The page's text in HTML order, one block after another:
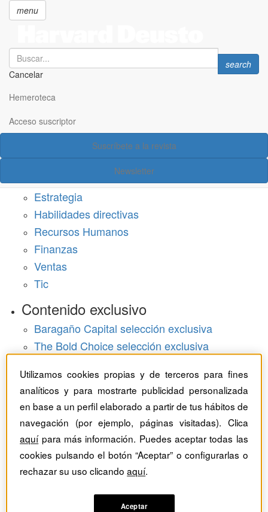
principal
menu
Search
Cancelar
Search
search
Hemeroteca
Acceso suscriptor
Suscríbete a la revista
Newsletter
Acceso suscriptor
Estrategia
Habilidades directivas
Recursos Humanos
Finanzas
Ventas
Tic
Contenido exclusivo
Baragaño Capital selección exclusiva
The Bold Choice selección exclusiva
Hemeroteca
Monográficos
Dossieres
Revistas del mes
Utilizamos cookies propias y de terceros para fines
analíticos y para mostrarte publicidad personalizada
en base a un perfil elaborado a partir de tus hábitos de
navegación (por ejemplo, páginas visitadas). Clica
aquípara más información. Puedes aceptar todas las
cookies pulsando el botón “Aceptar” o configurarlas o
rechazar su uso clicandoaquí.
Aceptar